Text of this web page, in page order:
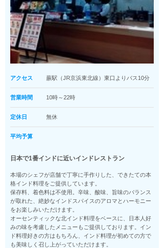
アクセス 蕨駅（JR京浜東北線）東口よりバス10分
営業時間 10時～22時
定休日 無休
平均予算
日本で1番インドに近いインドレストラン
本場のシェフが店舗で丁寧に手作りした、できたての本
格インド料理をご提供しています。
保存料、着色料は不使用。辛味、酸味、旨味のバランス
が取れた、絶妙なインドスパイスのアロマとハーモニー
をお楽しみいただけます。
オーセンティックな北インド料理をベースに、日本人好
みの味を考慮したメニューもご提供しております。イン
ド料理好きの方はもちろん、インド料理が初めての方で
も美味しく召し上がっていただけます。